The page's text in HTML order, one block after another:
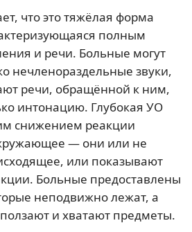
что это тяжёлая форма
полным
и речи. Больные могут
нечленораздельные звуки,
речи, обращённой к ним,
интонацию. Глубокая УО
снижением реакции
— они или не
или показывают
Больные предоставлены
неподвижно лежат, а
и хватают предметы.